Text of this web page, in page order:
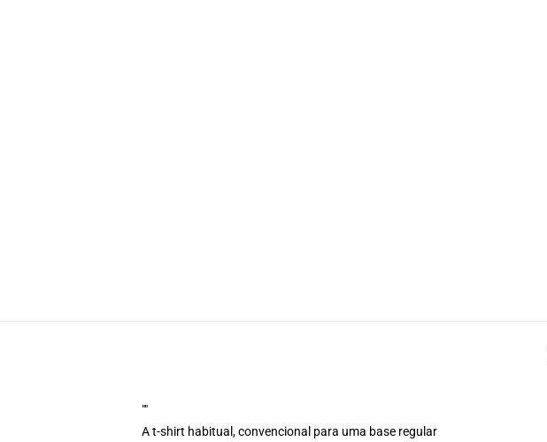
""
A t-shirt habitual, convencional para uma base regular